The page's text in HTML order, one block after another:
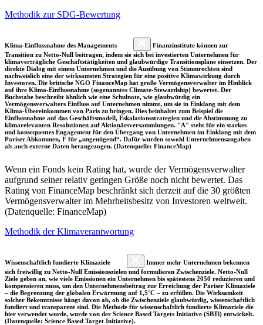
Methodik zur SDG-Bewertung
Klima-Einflussnahme des Managements
Finanzinstitute können zur
Transition zu Netto-Null beitragen, indem sie sich bei investierten Unternehmen für
klimaverträgliche Geschäftstätigkeiten und glaubwürdige Transitionspläne einsetzen. Der
direkte Dialog mit einem Unternehmen und die Ausübung von Stimmrechten sind
nachweislich eine der wirksamsten Strategien für eine positive Klimawirkung durch
Investoren. Die britische NGO FinanceMap hat große Vermögensverwalter im Hinblick
auf ihre Klima-Einflussnahme (sogenanntes Climate-Stewardship) bewertet. Der
Buchstabe beschreibt ähnlich wie eine Schulnote, wie glaubwürdig ein
Vermögensverwalters Einfluss auf Unternehmen nimmt, um sie in Einklang mit dem
Klima-Übereinkommen von Paris zu bringen. Dies beinhaltet zum Beispiel die
Einflussnahme auf das Geschäftsmodell, Eskalationsstrategien und die Abstimmung zu
klimarelevanten Resolutionen auf Aktionärsversammlungen. "A" steht für ein starkes
und konsequentes Engagement für den Übergang von Unternehmen im Einklang mit dem
Pariser Abkommen, F für „ungenügend“. Dafür wurden sowohl Unternehmensangaben
als auch externe Daten herangezogen. (Datenquelle: FinanceMap)
Wenn ein Fonds kein Rating hat, wurde der Vermögensverwalter
aufgrund seiner relativ geringen Größe noch nicht bewertet. Das
Rating von FinanceMap beschränkt sich derzeit auf die 30 größten
Vermögensverwalter im Mehrheitsbesitz von Investoren weltweit.
(Datenquelle: FinanceMap)
Methodik der Klimaverantwortung
Wissenschaftlich fundierte Klimaziele
Immer mehr Unternehmen bekennen
sich freiwillig zu Netto-Null Emissionszielen und formulieren Zwischenziele. Netto-Null
Ziele geben an, wie viele Emissionen ein Unternehmen bis spätestens 2050 reduzieren und
kompensieren muss, um den Unternehmensbeitrag zur Erreichung der Pariser Klimaziele
– die Begrenzung der globalen Erwärmung auf 1,5°C – zu erfüllen. Die Wirksamkeit
solcher Bekenntnisse hängt davon ab, ob die Zwischenziele glaubwürdig, wissenschaftlich
fundiert und transparent sind. Die Methode für wissenschaftlich fundierte Klimaziele die
hier verwendet wurde, wurde von der Science Based Targets Initiative (SBTi) entwickelt.
(Datenquelle: Science Based Target Initiative).